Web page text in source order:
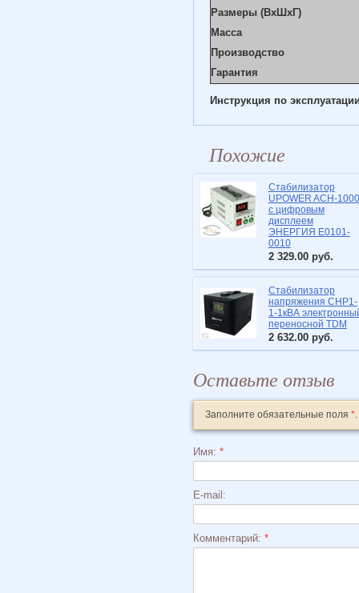
Размеры (ВхШхГ)
Масса
Производство
Гарантия
Инструкция по
Похожие
Стабилизатор
UPOWER ACH-1000
c цифровым
дисплеем
ЭНЕРГИЯ Е0101-
0010
2 329.00руб.
Стабилизатор
напряжения СНР1-
1-1кВА
переносной TDM
2 632.00руб.
Оставьте отзыв
Заполните обязательные поля *.
Имя: *
E-mail:
Комментарий: *